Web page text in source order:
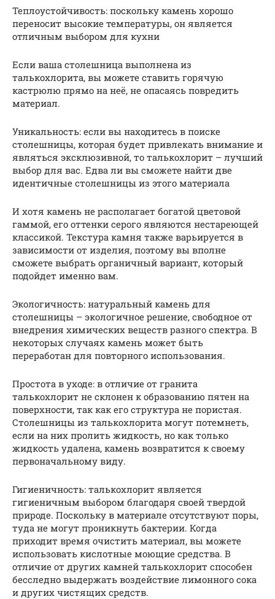
Теплоустойчивость: поскольку камень хорошо
переносит высокие температуры, он является
отличным выбором для кухни
Если ваша столешница выполнена из
талькохлорита, вы можете ставить горячую
кастрюлю прямо на неё, не опасаясь повредить
материал.
Уникальность: если вы находитесь в поиске
столешницы, которая будет привлекать внимание и
являться эксклюзивной, то талькохлорит – лучший
выбор для вас. Едва ли вы сможете найти две
идентичные столешницы из этого материала
И хотя камень не располагает богатой цветовой
гаммой, его оттенки серого являются нестареющей
классикой. Текстура камня также варьируется в
зависимости от изделия, поэтому вы вполне
сможете выбрать органичный вариант, который
подойдет именно вам.
Экологичность: натуральный камень для
столешницы – экологичное решение, свободное от
внедрения химических веществ разного спектра. В
некоторых случаях камень может быть
переработан для повторного использования.
Простота в уходе: в отличие от гранита
талькохлорит не склонен к образованию пятен на
поверхности, так как его структура не пористая.
Столешницы из талькохлорита могут потемнеть,
если на них пролить жидкость, но как только
жидкость удалена, камень возвратится к своему
первоначальному виду.
Гигиеничность: талькохлорит является
гигиеничным выбором благодаря своей твердой
природе. Поскольку в материале отсутствуют поры,
туда не могут проникнуть бактерии. Когда
приходит время очистить материал, вы можете
использовать кислотные моющие средства. В
отличие от других камней талькохлорит способен
бесследно выдержать воздействие лимонного сока
и других чистящих средств.